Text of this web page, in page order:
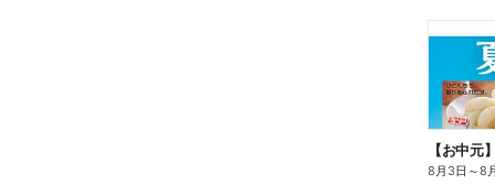
【お中元
8月3日 ～8